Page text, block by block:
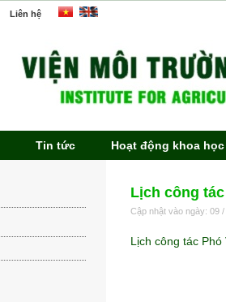
Liên hệ
Tin tức Hoạt động khoa học
Lịch công
Cập nhật vào ngày: 09
Lịch công tác